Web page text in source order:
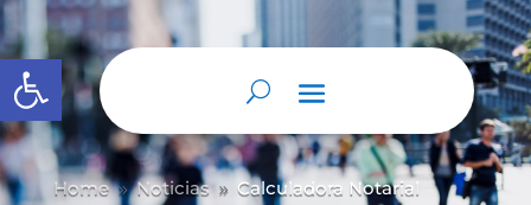
Abrir barra de herramientas
Home 9 Noticias 9 Calculadora Notarial